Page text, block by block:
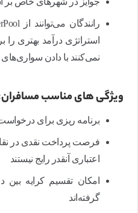
استراتژی درآمد بهتری را
نمی‌کنند با دادن
ویژگی های مناسب
برنامه ریزی برای
فرصت پرداخت نقدی در
اعتباری آنقدر رایج نیستند
امکان تقسیم کرایه
گرفته‌اند